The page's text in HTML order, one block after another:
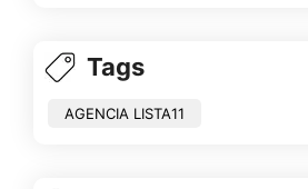
Tags
AGENCIA LISTA11